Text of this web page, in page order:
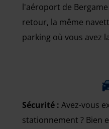
l'aéroport de
retour, la même
parking où vous avez
Sécurité : Avez-vous
stationnement ? Bien